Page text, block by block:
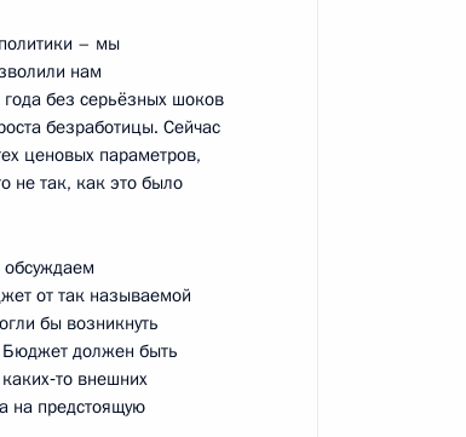
«Россия –
Эрдоганом
– мы
нам
без серьёзных шоков
безработицы. Сейчас
ценовых параметров,
не так, как это было
от так называемой
бы возникнуть
Бюджет должен быть
внешних
на предстоящую